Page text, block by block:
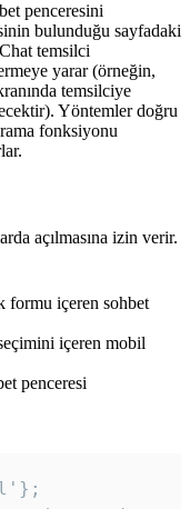
penceresini
bulunduğu sayfadaki
temsilci
yarar (örneğin,
temsilciye
Yöntemler doğru
fonksiyonu
açılmasına izin verir.
formu içeren sohbet
içeren mobil
penceresi